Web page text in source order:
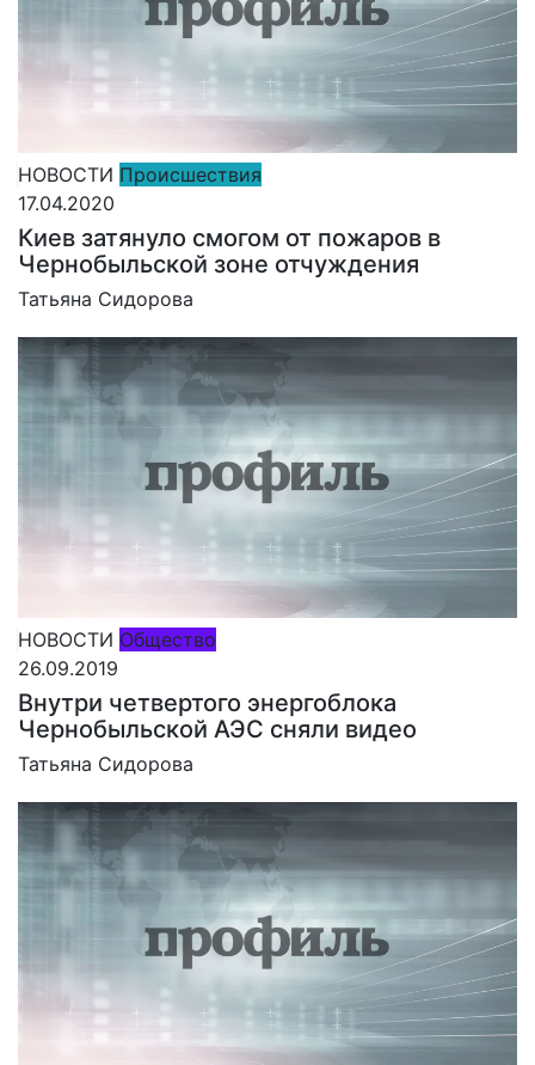
НОВОСТИ Происшествия
17.04.2020
Киев затянуло смогом от пожаров в
Чернобыльской зоне отчуждения
Татьяна Сидорова
НОВОСТИ Общество
26.09.2019
Внутри четвертого энергоблока
Чернобыльской АЭС сняли видео
Татьяна Сидорова